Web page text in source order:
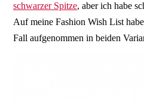
schwarzer Spitze, aber ich habe
Auf meine Fashion Wish List
Fall aufgenommen in beiden